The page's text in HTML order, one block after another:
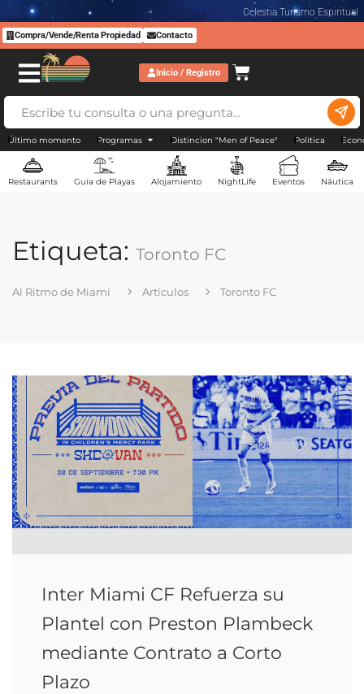
Celestia Turismo Espiritual
Compra/Vende/Renta Propiedad Contacto
Inicio / Registro
Último momento Programas Distincion "Men of Peace" Politica
Restaurants Guía de Playas Alojamiento NightLife Eventos Náutica
Etiqueta: Toronto FC
Al Ritmo de Miami Artículos Toronto FC
Inter Miami CF Refuerza su
Plantel con Preston Plambeck
mediante Contrato a Corto
Plazo